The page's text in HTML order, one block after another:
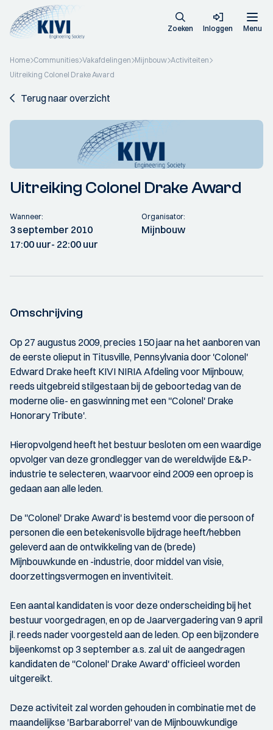
Zoeken Inloggen Menu
Home Communities Vakafdelingen Mijnbouw Activiteiten
Uitreiking Colonel Drake Award
Terug naar overzicht
Uitreiking Colonel Drake Award
Wanneer:
3 september 2010
17:00 uur- 22:00 uur
Organisator:
Mijnbouw
Omschrijving
Op 27 augustus 2009, precies 150 jaar na het aanboren van
de eerste olieput in Titusville, Pennsylvania door 'Colonel'
Edward Drake heeft KIVI NIRIA Afdeling voor Mijnbouw,
reeds uitgebreid stilgestaan bij de geboortedag van de
moderne olie- en gaswinning met een ''Colonel' Drake
Honorary Tribute'.
Hieropvolgend heeft het bestuur besloten om een waardige
opvolger van deze grondlegger van de wereldwijde E&P-
industrie te selecteren, waarvoor eind 2009 een oproep is
gedaan aan alle leden.
De ''Colonel' Drake Award' is bestemd voor die persoon of
personen die een betekenisvolle bijdrage heeft/hebben
geleverd aan de ontwikkeling van de (brede)
Mijnbouwkunde en -industrie, door middel van visie,
doorzettingsvermogen en inventiviteit.
Een aantal kandidaten is voor deze onderscheiding bij het
bestuur voorgedragen, en op de Jaarvergadering van 9 april
jl. reeds nader voorgesteld aan de leden. Op een bijzondere
bijeenkomst op 3 september a.s. zal uit de aangedragen
kandidaten de ''Colonel' Drake Award' officieel worden
uitgereikt.
Deze activiteit zal worden gehouden in combinatie met de
maandelijkse 'Barbaraborrel' van de Mijnbouwkundige